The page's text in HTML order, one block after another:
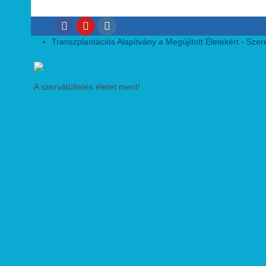
Transzplantációs Alapítvány a Megújított Életekért -
A szervátültetés életet ment!